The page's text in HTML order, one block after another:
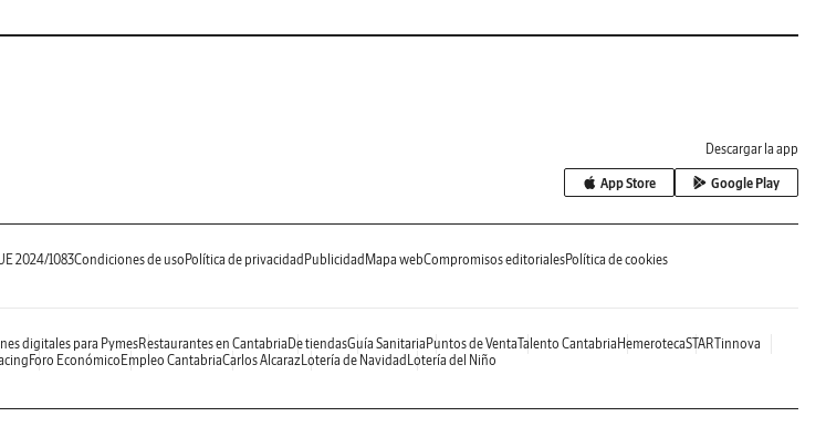
Descargar la app
App Store Google Play
2024/1083Condiciones de uso Política de privacidad Publicidad Mapa webCompromisos editorialesPolítica de cookies
digitales para PymesRestaurantes en Cantabria De tiendasGuía Sanitaria Puntos de VentaTalento Cantabria HemerotecaSTARTinnova
Foro Económico Empleo CantabriaCarlos AlcarazLotería de Navidad Lotería del Niño